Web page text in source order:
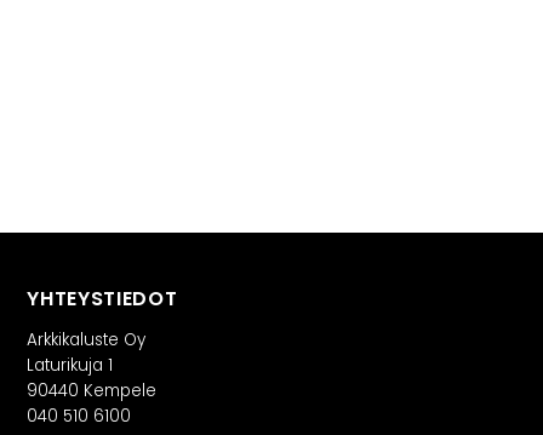
YHTEYSTIEDOT
Arkkikaluste Oy
Laturikuja 1
90440 Kempele
040 510 6100